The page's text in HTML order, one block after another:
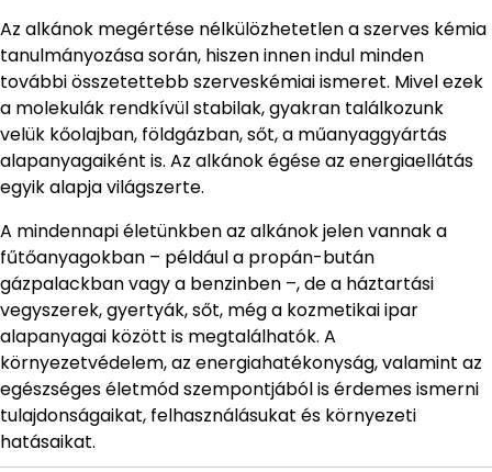
Az alkánok megértése nélkülözhetetlen a szerves kémia
tanulmányozása során, hiszen innen indul minden
további összetettebb szerveskémiai ismeret. Mivel ezek
a molekulák rendkívül stabilak, gyakran találkozunk
velük kőolajban, földgázban, sőt, a műanyaggyártás
alapanyagaiként is. Az alkánok égése az energiaellátás
egyik alapja világszerte.
A mindennapi életünkben az alkánok jelen vannak a
fűtőanyagokban – például a propán-bután
gázpalackban vagy a benzinben –, de a háztartási
vegyszerek, gyertyák, sőt, még a kozmetikai ipar
alapanyagai között is megtalálhatók. A
környezetvédelem, az energiahatékonyság, valamint az
egészséges életmód szempontjából is érdemes ismerni
tulajdonságaikat, felhasználásukat és környezeti
hatásaikat.